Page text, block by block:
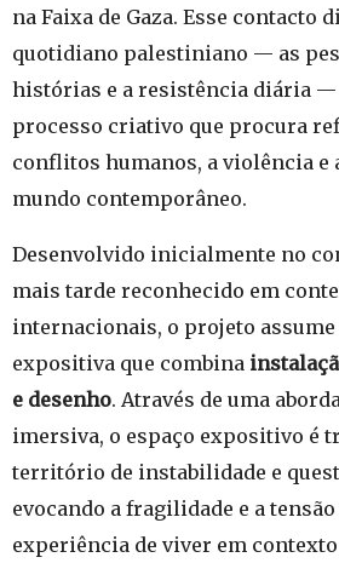
na Faixa de Gaza. Esse contacto
quotidiano palestiniano — as
histórias e a resistência diária —
processo criativo que procura
conflitos humanos, a violência e
mundo contemporâneo.
Desenvolvido inicialmente no
mais tarde reconhecido em
internacionais, o projeto
expositiva que combina
e desenho. Através de uma
imersiva, o espaço expositivo é
território de instabilidade e
evocando a fragilidade e a
experiência de viver em